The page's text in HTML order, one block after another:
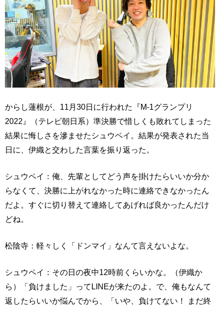
からし蓮根が、11月30日に行われた『M-1グランプリ
2022』（テレビ朝日系）準決勝で惜しくも敗れてしまった
結果に悔しさを滲ませたシュウペイ。結果が発表された当
日に、伊織と交わした言葉を振り返った。
シュウペイ：俺、先輩としてどう声を掛けたらいいか分か
らなくて、決勝に上がれなかった時に連絡できなかったん
だよ。すぐに切り替えて連絡してあげれば良かったんだけ
どね。
松陰寺：軽々しく「ドンマイ」なんて言えないよな。
シュウペイ：その日の夜中12時前くらいかな。（伊織か
ら）「負けました」ってLINEが来たのよ。で、俺もなんて
返したらいいか悩んでから、「いや、負けてない！ まだ終